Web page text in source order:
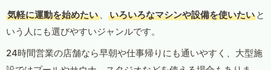
気軽に運動を始めたい 、 いろいろなマシンや設備を使いたい と
いう人にも選びやすいジャンルです。
24時間営業の店舗なら早朝や仕事帰りにも通いやすく、大型施